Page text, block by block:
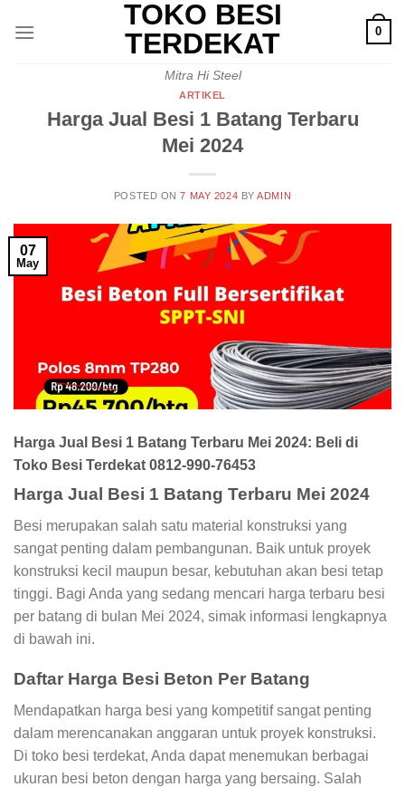
TOKO BESI
TERDEKAT
Mitra Hi Steel
0
ARTIKEL
Harga Jual Besi 1 Batang Terbaru
Mei 2024
POSTED ON7 MAY 2024 BYADMIN
07
May
Harga Jual Besi 1 Batang Terbaru Mei 2024: Beli di
Toko Besi Terdekat 0812-990-76453
Harga Jual Besi 1 Batang Terbaru Mei 2024
Besi merupakan salah satu material konstruksi yang
sangat penting dalam pembangunan. Baik untuk proyek
konstruksi kecil maupun besar, kebutuhan akan besi tetap
tinggi. Bagi Anda yang sedang mencari harga terbaru besi
per batang di bulan Mei 2024, simak informasi lengkapnya
di bawah ini.
Daftar Harga Besi Beton Per Batang
Mendapatkan harga besi yang kompetitif sangat penting
dalam merencanakan anggaran untuk proyek konstruksi.
Di toko besi terdekat, Anda dapat menemukan berbagai
ukuran besi beton dengan harga yang bersaing. Salah